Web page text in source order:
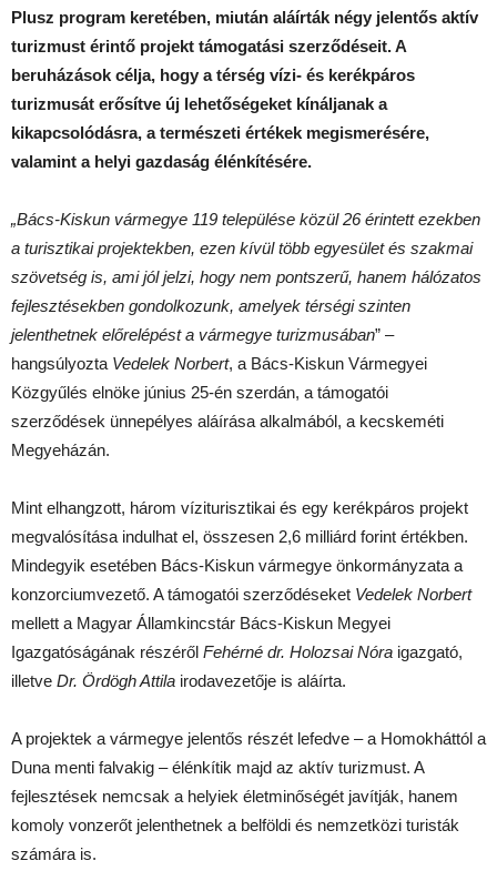
Plusz program keretében, miután aláírták négy jelentős aktív
turizmust érintő projekt támogatási szerződéseit. A
beruházások célja, hogy a térség vízi- és kerékpáros
turizmusát erősítve új lehetőségeket kínáljanak a
kikapcsolódásra, a természeti értékek megismerésére,
valamint a helyi gazdaság élénkítésére.
„Bács-Kiskun vármegye 119 települése közül 26 érintett ezekben
a turisztikai projektekben, ezen kívül több egyesület és szakmai
szövetség is, ami jól jelzi, hogy nem pontszerű, hanem hálózatos
fejlesztésekben gondolkozunk, amelyek térségi szinten
jelenthetnek előrelépést a vármegye turizmusában” –
hangsúlyozta Vedelek Norbert, a Bács-Kiskun Vármegyei
Közgyűlés elnöke június 25-én szerdán, a támogatói
szerződések ünnepélyes aláírása alkalmából, a kecskeméti
Megyeházán.
Mint elhangzott, három víziturisztikai és egy kerékpáros projekt
megvalósítása indulhat el, összesen 2,6 milliárd forint értékben.
Mindegyik esetében Bács-Kiskun vármegye önkormányzata a
konzorciumvezető. A támogatói szerződéseket Vedelek Norbert
mellett a Magyar Államkincstár Bács-Kiskun Megyei
Igazgatóságának részéről Fehérné dr. Holozsai Nóra igazgató,
illetve Dr. Ördögh Attila irodavezetője is aláírta.
A projektek a vármegye jelentős részét lefedve – a Homokháttól a
Duna menti falvakig – élénkítik majd az aktív turizmust. A
fejlesztések nemcsak a helyiek életminőségét javítják, hanem
komoly vonzerőt jelenthetnek a belföldi és nemzetközi turisták
számára is.